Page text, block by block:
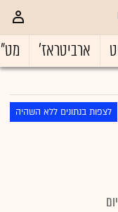
ארביטראז'
לצפות בנתונים ללא השהיה